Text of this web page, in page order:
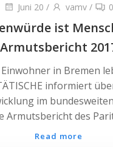
Juni 20 / vamv / 0
ist
Armutsbericht
in Bremen
informiert
im
Armutsbericht des
Read more